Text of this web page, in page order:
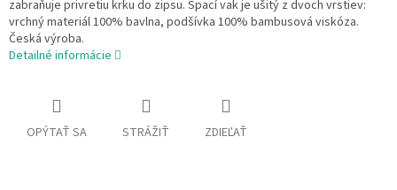
zabraňuje privretiu krku do zipsu. Spací vak je ušitý z dvoch vrstiev:
vrchný materiál 100% bavlna, podšívka 100% bambusová viskóza.
Česká výroba.
Detailné informácie
OPÝTAŤ SA STRÁŽIŤ ZDIEĽAŤ